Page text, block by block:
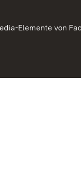
Elemente von